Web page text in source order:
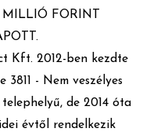
FORINT
Kft. 2012-ben kezdte
3811 - Nem veszélyes
de 2014 óta
évtől rendelkezik